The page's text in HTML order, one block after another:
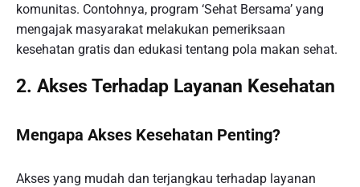
komunitas. Contohnya, program ‘Sehat Bersama’ yang
mengajak masyarakat melakukan pemeriksaan
kesehatan gratis dan edukasi tentang pola makan sehat.
2. Akses Terhadap Layanan Kesehatan
Mengapa Akses Kesehatan Penting?
Akses yang mudah dan terjangkau terhadap layanan